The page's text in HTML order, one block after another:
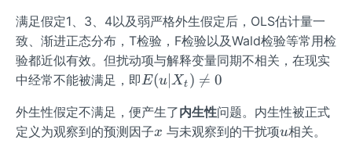
{t})
=0
满足假定1、3、4以及弱严格外生假定后，OLS估计量一
致、渐进正态分布，T检验，F检验以及Wald检验等常用检
验都近似有效。但扰动项与解释变量同期不相关，在现实
中经常不能被满足，即 E(u
{t})
≠0
E(u ∣Xt ) 
= 0
外生性假定不满足，便产生了内生性问题。内生性被正式
定义为观察到的预测因子x
x 与未观察到的干扰项u
u相关。